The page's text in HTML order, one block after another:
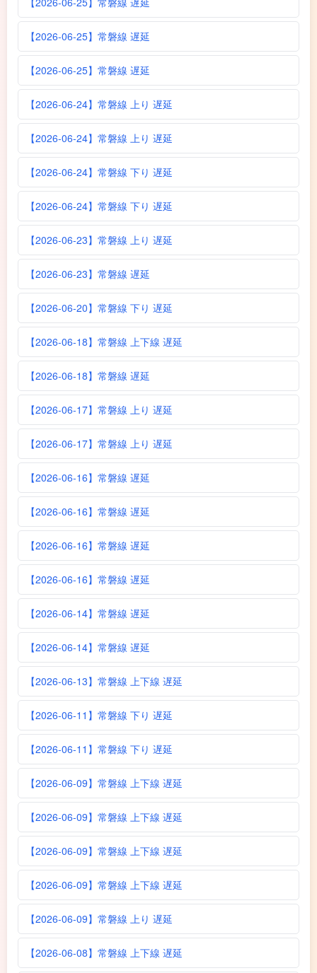
【2026-06-25】常磐線 遅延
【2026-06-25】常磐線 遅延
【2026-06-24】常磐線 上り 遅延
【2026-06-24】常磐線 上り 遅延
【2026-06-24】常磐線 下り 遅延
【2026-06-24】常磐線 下り 遅延
【2026-06-23】常磐線 上り 遅延
【2026-06-23】常磐線 遅延
【2026-06-20】常磐線 下り 遅延
【2026-06-18】常磐線 上下線 遅延
【2026-06-18】常磐線 遅延
【2026-06-17】常磐線 上り 遅延
【2026-06-17】常磐線 上り 遅延
【2026-06-16】常磐線 遅延
【2026-06-16】常磐線 遅延
【2026-06-16】常磐線 遅延
【2026-06-16】常磐線 遅延
【2026-06-14】常磐線 遅延
【2026-06-14】常磐線 遅延
【2026-06-13】常磐線 上下線 遅延
【2026-06-11】常磐線 下り 遅延
【2026-06-11】常磐線 下り 遅延
【2026-06-09】常磐線 上下線 遅延
【2026-06-09】常磐線 上下線 遅延
【2026-06-09】常磐線 上下線 遅延
【2026-06-09】常磐線 上下線 遅延
【2026-06-09】常磐線 上り 遅延
【2026-06-08】常磐線 上下線 遅延